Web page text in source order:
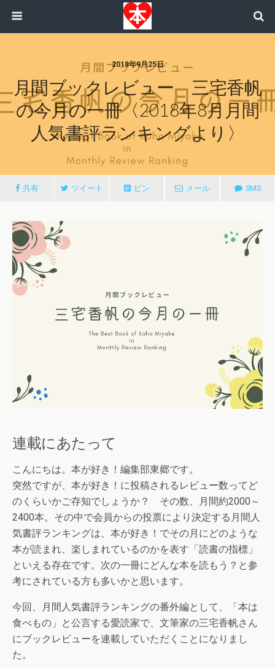
2018年9月25日
月間ブックレビュー 三宅香帆
の今月の一冊〈2018年8月月間
人気書評ランキングより〉
共有 ツイート ピン メール SMS
連載にあたって
こんにちは。本が好き！編集部東郷です。
突然ですが、本が好き！に投稿されるレビュー数ってど
のくらいかご存知でしょうか？ その数、月間約2000～
2400本。その中で会員からの投票により決定する月間人
気書評ランキングは、本が好き！でその月にどのような
本が読まれ、楽しまれているのかを表す「読書の指標」
といえる存在です。次の一冊にどんな本を読もう？と参
考にされている方も多いかと思います。
今回、月間人気書評ランキングの番外編として、「本は
食べもの」と公言する愛読家で、文筆家の三宅香帆さん
にブックレビューを連載していただくことになりまし
た。